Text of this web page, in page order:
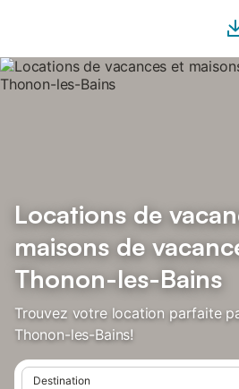
Locations de
maisons de
Thonon-les-Bains
Trouvez votre location parfaite
Thonon-les-Bains!
Destination